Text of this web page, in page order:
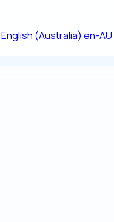
English (Australia) en-AU